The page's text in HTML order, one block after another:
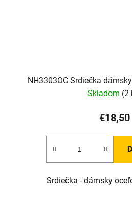
NH3303OC Srdiečka
Skladom (2
€18,50
Srdiečka - dámsky